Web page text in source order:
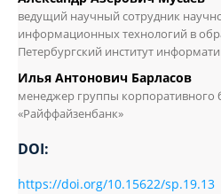
ведущий научный сотрудник
информационных технологий в
Петербургский институт
Илья Антонович Барласов
менеджер группы корпоративного
«Райффайзенбанк»
DOI:
https://doi.org/10.15622/sp.19.13